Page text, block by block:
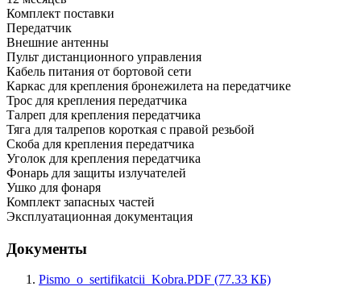
Комплект поставки
Передатчик
Внешние антенны
Пульт дистанционного управления
Кабель питания от бортовой сети
Каркас для крепления бронежилета на передатчике
Трос для крепления передатчика
Талреп для крепления передатчика
Тяга для талрепов короткая с правой резьбой
Скоба для крепления передатчика
Уголок для крепления передатчика
Фонарь для защиты излучателей
Ушко для фонаря
Комплект запасных частей
Эксплуатационная документация
Документы
Pismo_o_sertifikatcii_Kobra.PDF (77.33 КБ)